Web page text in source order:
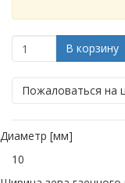
В корзину
Пожаловаться на
Диаметр [мм]
10